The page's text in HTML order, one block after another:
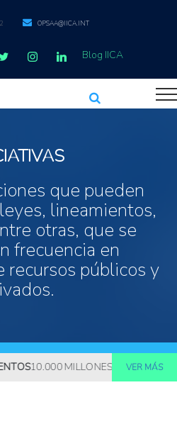
OPSAA@IICA.INT
Blog IICA
que pueden
lineamientos,
otras, que se
frecuencia en
recursos públicos y
10.000 MILLONES DE PERSONAS
VER MÁS